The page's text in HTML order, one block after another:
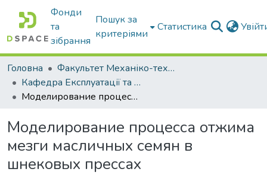
Фонди
та
зібрання
Пошук за
критеріями
Статистика
Головна
Факультет Механіко-технологічний
Кафедра Експлуатації та технічного сервісу машин
Моделирование процесса отжима мезги масличных семян в шнековых прессах
Моделирование процесса отжима
мезги масличных семян в
шнековых прессах